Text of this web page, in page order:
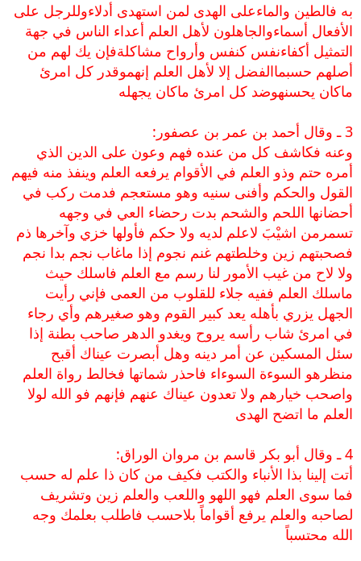
به فالطين والماءعلى الهدى لمن استهدى أدلاءوللرجل على
الأفعال أسماءوالجاهلون لأهل العلم أعداء الناس في جهة
التمثيل أكفاءنفس كنفس وأرواح مشاكلةفإن يك لهم من
أصلهم حسبماالفضل إلا لأهل العلم إنهموقدر كل امرئ
ماكان يحسنهوضد كل امرئ ماكان يجهله
3 ـ وقال أحمد بن عمر بن عصفور:
وعنه فكاشف كل من عنده فهم وعون على الدين الذي
أمره حتم وذو العلم في الأقوام يرفعه العلم وينفذ منه فيهم
القول والحكم وأفنى سنيه وهو مستعجم فدمت ركب في
أحضانها اللحم والشحم بدت رحضاء العي في وجهه
تسمرمن اشيْبَ لاعلم لديه ولا حكم فأولها خزي وآخرها ذم
فصحبتهم زين وخلطتهم غنم نجوم إذا ماغاب نجم بدا نجم
ولا لاح من غيب الأمور لنا رسم مع العلم فاسلك حيث
ماسلك العلم ففيه جلاء للقلوب من العمى فإني رأيت
الجهل يزري بأهله يعد كبير القوم وهو صغيرهم وأي رجاء
في امرئ شاب رأسه يروح ويغدو الدهر صاحب بطنة إذا
سئل المسكين عن أمر دينه وهل أبصرت عيناك أقبح
منظرهو السوءة السوءاء فاحذر شماتها فخالط رواة العلم
واصحب خيارهم ولا تعدون عيناك عنهم فإنهم فو الله لولا
العلم ما اتضح الهدى
4 ـ وقال أبو بكر قاسم بن مروان الوراق:
أتت إلينا بذا الأنباء والكتب فكيف من كان ذا علم له حسب
فما سوى العلم فهو اللهو واللعب والعلم زين وتشريف
لصاحبه والعلم يرفع أقواماً بلاحسب فاطلب بعلمك وجه
الله محتسباً